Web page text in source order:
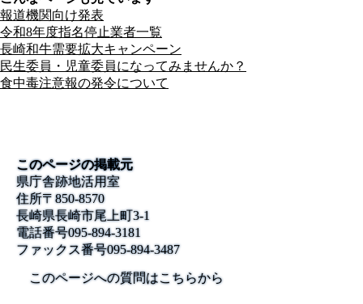
報道機関向け発表
令和8年度指名停止業者一覧
長崎和牛需要拡大キャンペーン
民生委員・児童委員になってみませんか？
食中毒注意報の発令について
このページの掲載元
県庁舎跡地活用室
住所〒850-8570
長崎県長崎市尾上町3-1
電話番号095-894-3181
ファックス番号095-894-3487
このページへの質問はこちらから